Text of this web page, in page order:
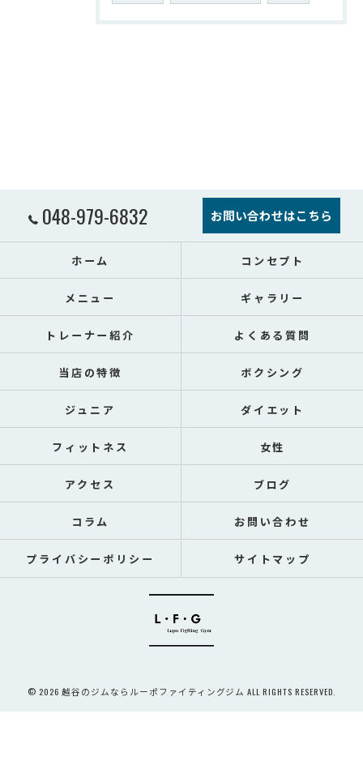
048-979-6832 お問い合わせはこちら
ホーム コンセプト
メニュー ギャラリー
トレーナー紹介 よくある質問
当店の特徴 ボクシング
ジュニア ダイエット
フィットネス 女性
アクセス ブログ
コラム お問い合わせ
プライバシーポリシー サイトマップ
© 2026 越谷のジムならルーポファイティングジム ALL RIGHTS RESERVED.